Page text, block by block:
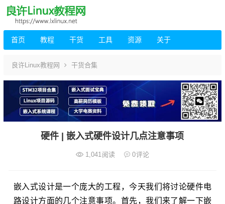
首页 教程 干货 工具 资源 关于
良许Linux教程网 干货合集
硬件 | 嵌入式硬件设计几点注意事项
1,041 阅读 0评论
嵌入式设计是一个庞大的工程，今天我们将讨论硬件电
路设计方面的几个注意事项。首先，我们来了解一下嵌